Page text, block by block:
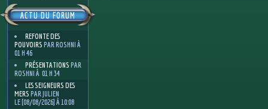
ACTU DU FORUM
REFONTE DES
POUVOIRS PAR ROSHNI À
01 H 46
PRÉSENTATIONS PAR
ROSHNI À 01 H 34
LES SEIGNEURS DES
MERS PAR JULIEN
LE [08/08/2026] À 10:08